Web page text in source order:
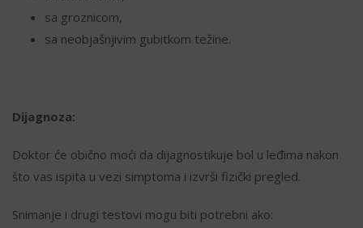
sa groznicom,
sa neobjašnjivim gubitkom težine.
Dijagnoza:
Doktor će obično moći da dijagnostikuje bol u leđima nakon
što vas ispita u vezi simptoma i izvrši fizički pregled.
Snimanje i drugi testovi mogu biti potrebni ako: